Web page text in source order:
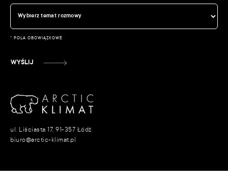
* POLA OBOWIĄZKOWE
WYŚLIJ
ul. Liściasta 17, 91-357 Łódź
biuro@arctic-klimat.pl